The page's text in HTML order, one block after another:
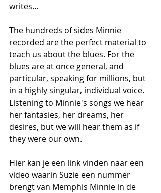
writes...
The hundreds of sides Minnie
recorded are the perfect material to
teach us about the blues. For the
blues are at once general, and
particular, speaking for millions, but
in a highly singular, individual voice.
Listening to Minnie's songs we hear
her fantasies, her dreams, her
desires, but we will hear them as if
they were our own.
Hier kan je een link vinden naar een
video waarin Suzie een nummer
brengt van Memphis Minnie in de